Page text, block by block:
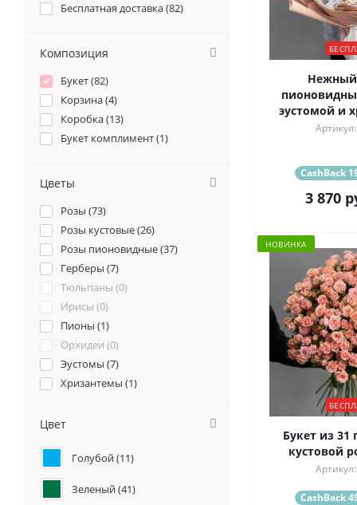
эустомой и
CashBack
3 870
НОВИНКА
Букет из 31
кустовой
CashBack
Бесплатная доставка (82)
Композиция
Букет (82)
Корзина (4)
Коробка (13)
Букет комплимент (1)
Цветы
Розы (73)
Розы кустовые (26)
Розы пионовидные (37)
Герберы (7)
Тюльпаны (0)
Ирисы (0)
Пионы (1)
Орхидеи (0)
Эустомы (7)
Хризантемы (1)
Ранункулюсы (
Гортензии (2)
Лилии (
Подсолнухи ( 0)
Цвет
Голубой (11)
Зеленый (41)